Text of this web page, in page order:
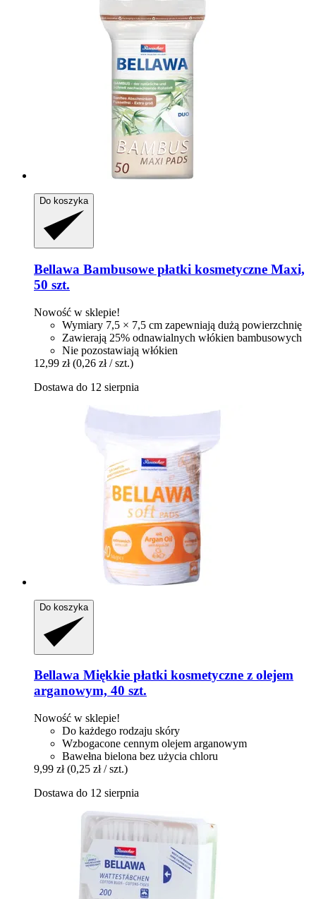
Do koszyka
Bellawa Bambusowe płatki kosmetyczne Maxi,
50 szt.
Nowość w sklepie!
Wymiary 7,5 × 7,5 cm zapewniają dużą powierzchnię
Zawierają 25% odnawialnych włókien bambusowych
Nie pozostawiają włókien
12,99 zł (0,26 zł / szt.)
Dostawa do 12 sierpnia
Do koszyka
Bellawa Miękkie płatki kosmetyczne z olejem
arganowym, 40 szt.
Nowość w sklepie!
Do każdego rodzaju skóry
Wzbogacone cennym olejem arganowym
Bawełna bielona bez użycia chloru
9,99 zł (0,25 zł / szt.)
Dostawa do 12 sierpnia